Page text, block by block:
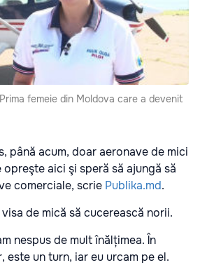
femeie din Moldova care a devenit
până acum, doar aeronave de mici
opreşte aici şi speră să ajungă să
comerciale, scrie Publika.md.
de mică să cucerească norii.
nespus de mult înălțimea. În
este un turn, iar eu urcam pe el.